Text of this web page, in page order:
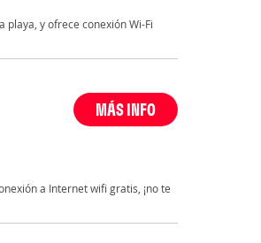
playa, y ofrece conexión Wi-Fi
MÁS INFO
a Internet wifi gratis, ¡no te